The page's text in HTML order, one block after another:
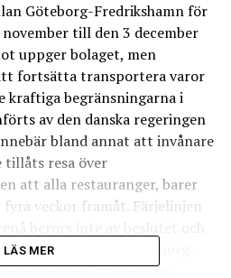
Göteborg-Fredrikshamn för
november till den 3 december
uppger bolaget, men
fortsätta transportera varor
kraftiga begränsningarna i
av den danska regeringen
bland annat att invånare
tillåts resa över
att alla restauranger, barer
veckor framåt. Färjelinjen
köpt biljett mellan Göteborg-
erbjuds att resa med
LÄS MER